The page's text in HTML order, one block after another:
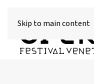
Skip to main content